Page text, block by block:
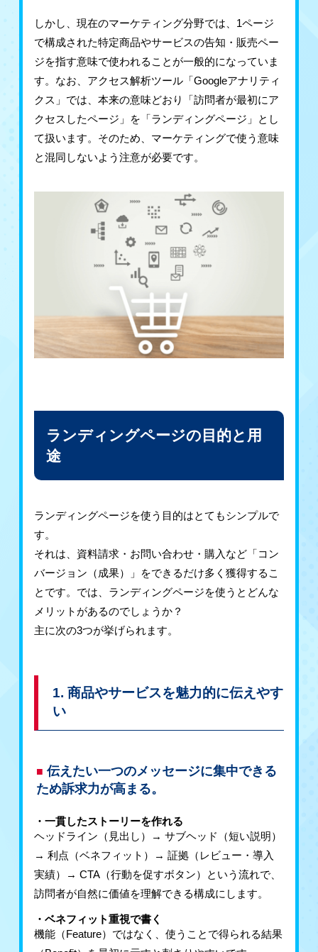
しかし、現在のマーケティング分野では、1ページ
で構成された特定商品やサービスの告知・販売ペー
ジを指す意味で使われることが一般的になっていま
す。なお、アクセス解析ツール「Googleアナリティ
クス」では、本来の意味どおり「訪問者が最初にア
クセスしたページ」を「ランディングページ」とし
て扱います。そのため、マーケティングで使う意味
と混同しないよう注意が必要です。
ランディングページの目的と用
途
ランディングページを使う目的はとてもシンプルで
す。
それは、資料請求・お問い合わせ・購入など「コン
バージョン（成果）」をできるだけ多く獲得するこ
とです。では、ランディングページを使うとどんな
メリットがあるのでしょうか？
主に次の3つが挙げられます。
1. 商品やサービスを魅力的に伝えやす
い
伝えたい一つのメッセージに集中できる
ため訴求力が高まる。
・一貫したストーリーを作れる
ヘッドライン（見出し）→ サブヘッド（短い説明）
→ 利点（ベネフィット）→ 証拠（レビュー・導入
実績）→ CTA（行動を促すボタン）という流れで、
訪問者が自然に価値を理解できる構成にします。
・ベネフィット重視で書く
機能（Feature）ではなく、使うことで得られる結果